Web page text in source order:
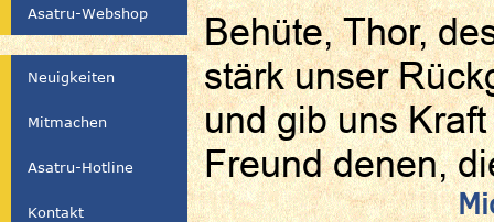
Behüte, Thor,
stärk unser
und gib uns
Freund denen,
Asatru-Webshop
Neuigkeiten
Mitmachen
Asatru-Hotline
Kontakt